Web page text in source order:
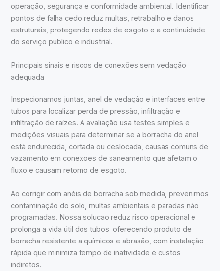
operação, segurança e conformidade ambiental. Identificar
pontos de falha cedo reduz multas, retrabalho e danos
estruturais, protegendo redes de esgoto e a continuidade
do serviço público e industrial.
Principais sinais e riscos de conexões sem vedação
adequada
Inspecionamos juntas, anel de vedação e interfaces entre
tubos para localizar perda de pressão, infiltração e
infiltração de raízes. A avaliação usa testes simples e
medições visuais para determinar se a borracha do anel
está endurecida, cortada ou deslocada, causas comuns de
vazamento em conexoes de saneamento que afetam o
fluxo e causam retorno de esgoto.
Ao corrigir com anéis de borracha sob medida, prevenimos
contaminação do solo, multas ambientais e paradas não
programadas. Nossa solucao reduz risco operacional e
prolonga a vida útil dos tubos, oferecendo produto de
borracha resistente a químicos e abrasão, com instalação
rápida que minimiza tempo de inatividade e custos
indiretos.